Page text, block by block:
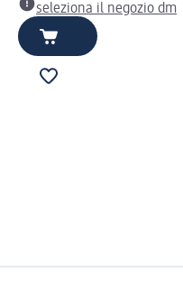
seleziona il negozio dm